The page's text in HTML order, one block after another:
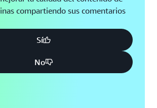
compartiendo sus comentarios
Sí
No